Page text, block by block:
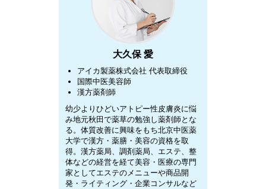
大久保 愛
アイカ製薬株式会社 代表取締役
国際中医美容師
漢方薬剤師
幼少よりひどいアトピー性皮膚炎に悩
み地元秋田で薬草の勉強し薬剤師とな
る。体質改善に興味をもち北京中医薬
大学で漢方・薬膳・美容の資格を取
得。漢方薬局、調剤薬局、エステ、整
体などの経営を経て美容・医療の専門
家としてエステのメニューや商品開
発・ライティング・企業コンサルなど